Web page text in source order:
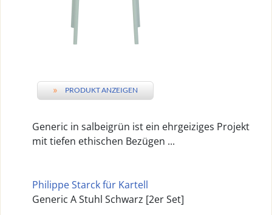
» PRODUKT ANZEIGEN
Generic in salbeigrün ist ein ehrgeiziges Projekt
mit tiefen ethischen Bezügen ...
Philippe Starck für Kartell
Generic A Stuhl Schwarz [2er Set]